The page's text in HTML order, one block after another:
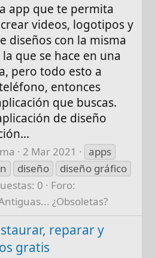
app que te permita
videos, logotipos y
diseños con la misma
que se hace en una
pero todo esto a
entonces
que buscas.
de diseño
2 Mar 2021
apps
diseño
diseño gráfico
0
Foro:
¿Obsoletas?
reparar y
gratis